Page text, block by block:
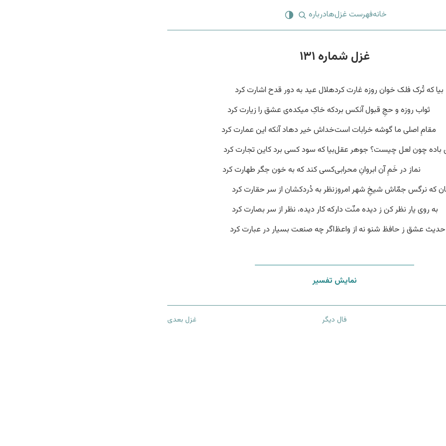
خانهفهرست غزل‌هادرباره
غزل شماره ۱۳۱
بیا که تُرک فلک خوان روزه غارت کردهلال عید به دور قدح اشارت کرد
ثواب روزه و حجِ قبول آنکس بردکه خاکِ میکده‌ی عشق را زیارت کرد
مقامِ اصلی ما گوشه خرابات استخداش خیر دهاد آنکه این عمارت کرد
باده چون لعل چیست؟ جوهر عقلبیا که سود کسی برد کاین تجارت کرد
نماز در خَمِ آن ابروانِ محرابیکسی کند که به خون جگر طهارت کرد
که نرگس جمّاش شیخِ شهر امروزنظر به دُردکشان از سر حقارت کرد
به روی یار نظر کن ز دیده منّت دارکه کار دیده، نظر از سر بصارت کرد
حدیث عشق ز حافظ شنو نه از واعظاگر چه صنعت بسیار در عبارت کرد
نمایش تفسیر
فال دیگر غزل بعدی